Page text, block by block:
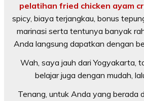
pelatihan fried chicken ayam
spicy, biaya terjangkau, bonus
marinasi serta tentunya banyak
Anda langsung dapatkan dengan
Wah, saya jauh dari Yogyakarta,
belajar juga dengan mudah,
Tenang, untuk Anda yang berada